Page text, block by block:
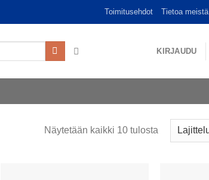
Toimitusehdot Tietoa meistä
KIRJAUDU
Näytetään kaikki 10 tulosta